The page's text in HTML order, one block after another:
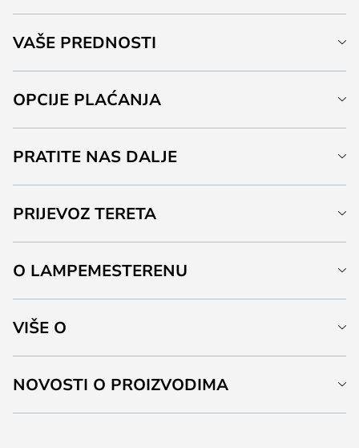
VAŠE PREDNOSTI
OPCIJE PLAĆANJA
PRATITE NAS DALJE
PRIJEVOZ TERETA
O LAMPEMESTERENU
VIŠE O
NOVOSTI O PROIZVODIMA